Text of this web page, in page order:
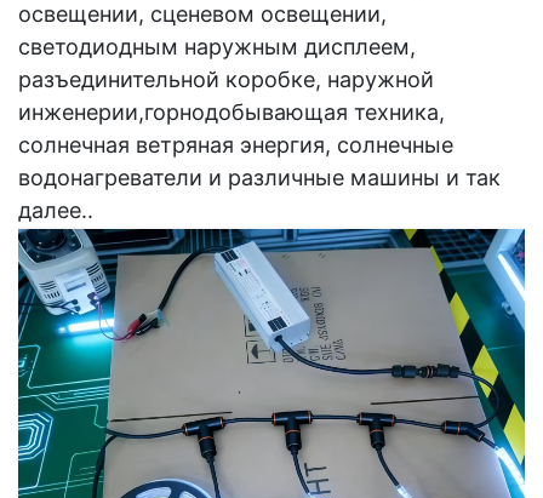
освещении, сценевом освещении,
светодиодным наружным дисплеем,
разъединительной коробке, наружной
инженерии,горнодобывающая техника,
солнечная ветряная энергия, солнечные
водонагреватели и различные машины и так
далее..